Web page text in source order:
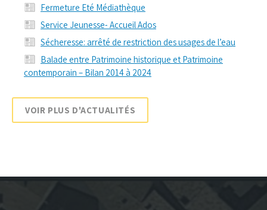
Fermeture Eté Médiathèque
Service Jeunesse- Accueil Ados
Sécheresse: arrêté de restriction des usages de l’eau
Balade entre Patrimoine historique et Patrimoine
contemporain – Bilan 2014 à 2024
VOIR PLUS D'ACTUALITÉS